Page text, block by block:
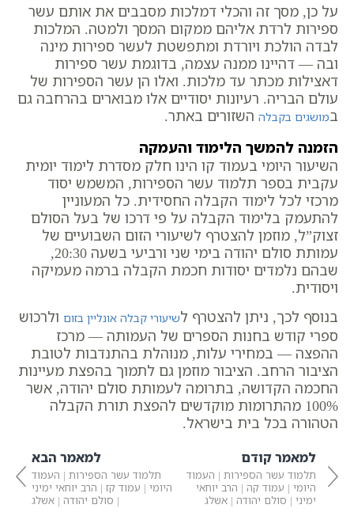
על כן, מסך זה והכלי דמלכות מסבבים את אותם עשר
ספירות לרדת אליהם ממקום המסך ולמטה. המלכות
לבדה הולכת ויורדת ומתפשטת לעשר ספירות מינה
ובה — דהיינו ממנה עצמה, בדוגמת עשר ספירות
דאצילות מכתר עד מלכות. ואלו הן עשר הספירות של
עולם הבריה. רעיונות יסודיים אלו מבוארים בהרחבה גם
במושגים בקבלה השזורים באתר.
הזמנה להמשך הלימוד והעמקה
השיעור היומי בעמוד קו הינו חלק מסדרת לימוד יומית
עקבית בספר תלמוד עשר הספירות, המשמש יסוד
מרכזי לכל לימוד הקבלה החסידית. כל המעוניין
להתעמק בלימוד הקבלה על פי דרכו של בעל הסולם
זצוק”ל, מוזמן להצטרף לשיעורי הזום השבועיים של
עמותת סולם יהודה בימי שני ורביעי בשעה 20:30,
שבהם נלמדים יסודות חכמת הקבלה ברמה מעמיקה
ויסודית.
בנוסף לכך, ניתן להצטרף לשיעורי קבלה אונליין בזום ולרכוש
ספרי קודש בחנות הספרים של העמותה — מרכז
ההפצה — במחירי עלות, מנוהלת בהתנדבות לטובת
הציבור הרחב. הציבור מוזמן גם לתמוך בהפצת מעיינות
החכמה הקדושה, בתרומה לעמותת סולם יהודה, אשר
100% מהתרומות מוקדשים להפצת תורת הקבלה
הטהורה בכל בית בישראל.
למאמר קודם
תלמוד עשר הספירות | העמוד
היומי | עמוד קה | הרב יוחאי
ימיני | סולם יהודה | אשלג
למאמר הבא
תלמוד עשר הספירות | העמוד
היומי | עמוד קז | הרב יוחאי ימיני
| סולם יהודה | אשלג